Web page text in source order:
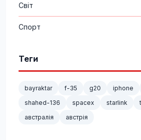
Світ
Спорт
Теги
bayraktar f-35 g20 iphone
shahed-136
spacex starlink
австралія
австрія